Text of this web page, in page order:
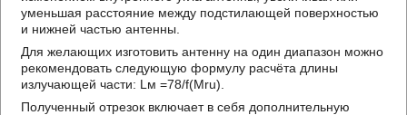
уменьшая расстояние между подстилающей поверхностью
и нижней частью антенны.
Для желающих изготовить антенну на один диапазон можно
рекомендовать следующую формулу расчёта длины
излучающей части: Lм =78/f(Mru).
Полученный отрезок включает в себя дополнительную